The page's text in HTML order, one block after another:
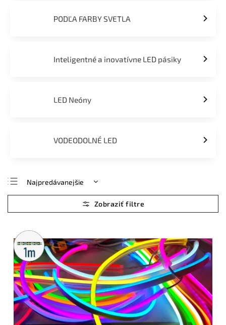
PODĽA FARBY SVETLA
Inteligentné a inovatívne LED pásiky
LED Neóny
VODEODOLNÉ LED
Najpredávanejšie
Najlacnejšie
Najdrahšie
Abecedne
Metrážny
predaj